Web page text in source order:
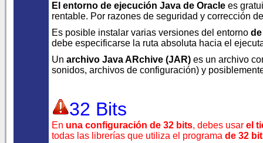
El entorno de ejecución Java de Oracle es
rentable. Por razones de seguridad y corrección
Es posible instalar varias versiones del entorno
debe especificarse la ruta absoluta hacia el
Un archivo Java ARchive (JAR) es un archivo
sonidos, archivos de configuración) y
32 Bits
En una configuración de 32 bits, debes usar el
todas las librerías que utiliza el programa de 32